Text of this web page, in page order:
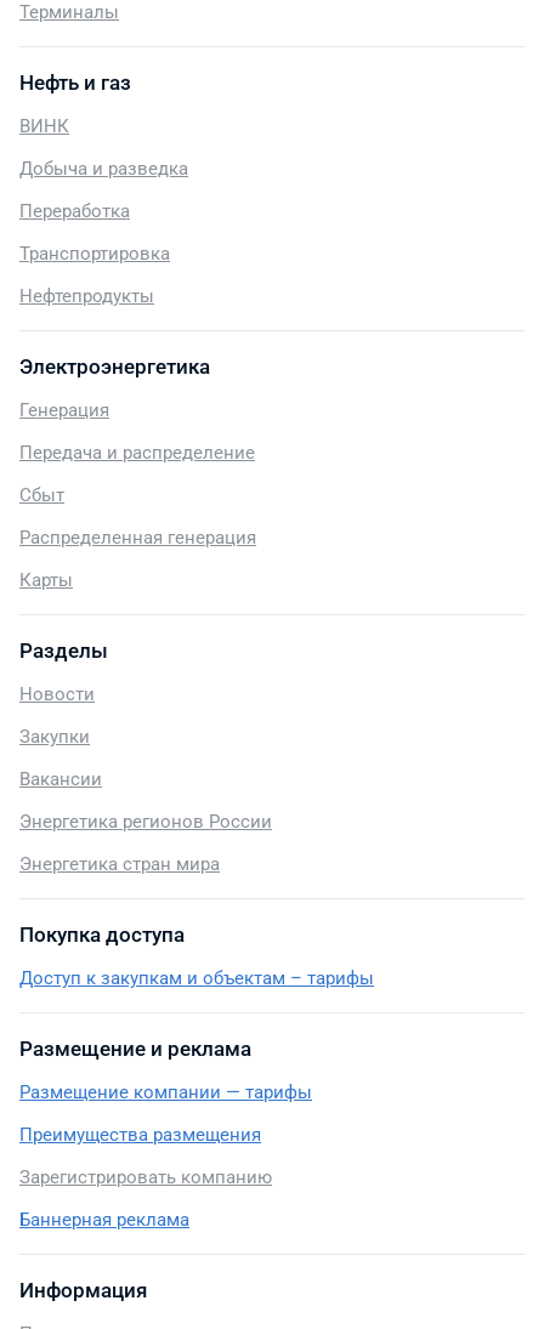
Терминалы
Нефть и газ
ВИНК
Добыча и разведка
Переработка
Транспортировка
Нефтепродукты
Электроэнергетика
Генерация
Передача и распределение
Сбыт
Распределенная генерация
Карты
Разделы
Новости
Закупки
Вакансии
Энергетика регионов России
Энергетика стран мира
Покупка доступа
Доступ к закупкам и объектам – тарифы
Размещение и реклама
Размещение компании — тарифы
Преимущества размещения
Зарегистрировать компанию
Баннерная реклама
Информация